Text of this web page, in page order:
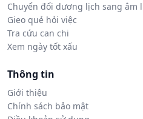
Chuyển đổi dương lịch sang âm
Gieo quẻ hỏi việc
Tra cứu can chi
Xem ngày tốt xấu
Thông tin
Giới thiệu
Chính sách bảo mật